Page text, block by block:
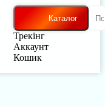
Каталог
Трекінг
Аккаунт
Кошик